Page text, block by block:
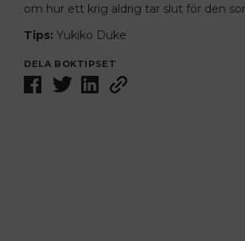
om hur ett krig aldrig tar slut för den
Tips: Yukiko Duke
DELA BOKTIPSET